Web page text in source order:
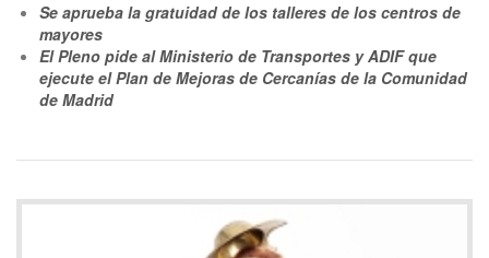
Se aprueba la gratuidad de los talleres de los centros de
mayores
El Pleno pide al Ministerio de Transportes y ADIF que
ejecute el Plan de Mejoras de Cercanías de la Comunidad
de Madrid